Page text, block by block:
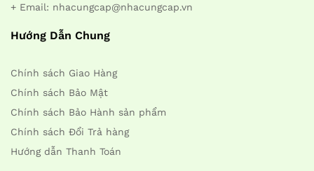
+ Email: nhacungcap@nhacungcap.vn
Hướng Dẫn Chung
Chính sách Giao Hàng
Chính sách Bảo Mật
Chính sách Bảo Hành sản phẩm
Chính sách Đổi Trả hàng
Hướng dẫn Thanh Toán